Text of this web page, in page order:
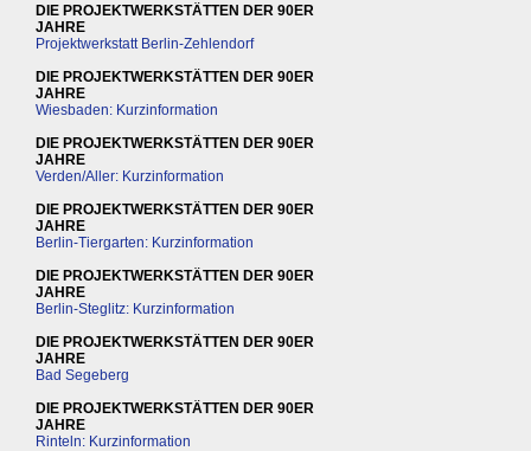
DIE PROJEKTWERKSTÄTTEN DER 90ER
JAHRE
Projektwerkstatt Berlin-Zehlendorf
DIE PROJEKTWERKSTÄTTEN DER 90ER
JAHRE
Wiesbaden: Kurzinformation
DIE PROJEKTWERKSTÄTTEN DER 90ER
JAHRE
Verden/Aller: Kurzinformation
DIE PROJEKTWERKSTÄTTEN DER 90ER
JAHRE
Berlin-Tiergarten: Kurzinformation
DIE PROJEKTWERKSTÄTTEN DER 90ER
JAHRE
Berlin-Steglitz: Kurzinformation
DIE PROJEKTWERKSTÄTTEN DER 90ER
JAHRE
Bad Segeberg
DIE PROJEKTWERKSTÄTTEN DER 90ER
JAHRE
Rinteln: Kurzinformation